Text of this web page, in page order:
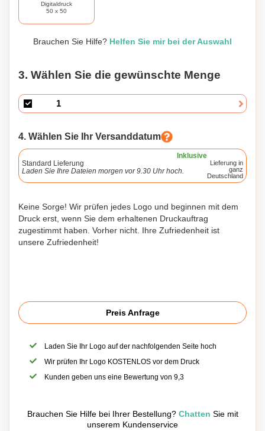
Digitaldruck
50 x 50
Brauchen Sie Hilfe? Helfen Sie mir bei der Auswahl
3. Wählen Sie die gewünschte Menge
4. Wählen Sie Ihr Versanddatum
Inklusive
Standard Lieferung
Laden Sie Ihre Dateien morgen vor 9.30 Uhr hoch.
Lieferung in
ganz
Deutschland
Keine Sorge! Wir prüfen jedes Logo und beginnen mit dem
Druck erst, wenn Sie dem erhaltenen Druckauftrag
zugestimmt haben. Vorher nicht. Ihre Zufriedenheit ist
unsere Zufriedenheit!
Preis Anfrage
Laden Sie Ihr Logo auf der nachfolgenden Seite hoch
Wir prüfen Ihr Logo KOSTENLOS vor dem Druck
Kunden geben uns eine Bewertung von 9,3
Brauchen Sie Hilfe bei Ihrer Bestellung? Chatten Sie mit
unserem Kundenservice